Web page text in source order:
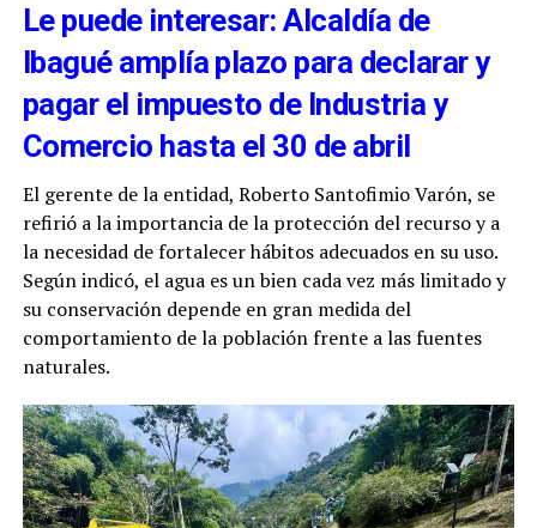
Le puede interesar: Alcaldía de
Ibagué amplía plazo para declarar y
pagar el impuesto de Industria y
Comercio hasta el 30 de abril
El gerente de la entidad, Roberto Santofimio Varón, se
refirió a la importancia de la protección del recurso y a
la necesidad de fortalecer hábitos adecuados en su uso.
Según indicó, el agua es un bien cada vez más limitado y
su conservación depende en gran medida del
comportamiento de la población frente a las fuentes
naturales.